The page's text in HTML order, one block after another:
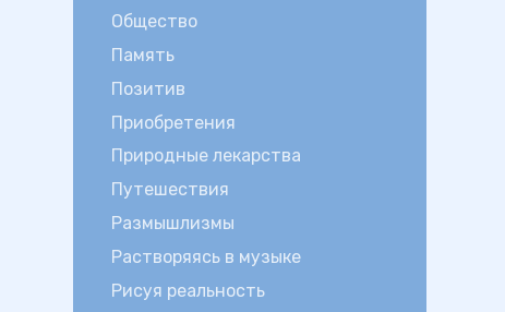
Общество
Память
Позитив
Приобретения
Природные лекарства
Путешествия
Размышлизмы
Растворяясь в музыке
Рисуя реальность